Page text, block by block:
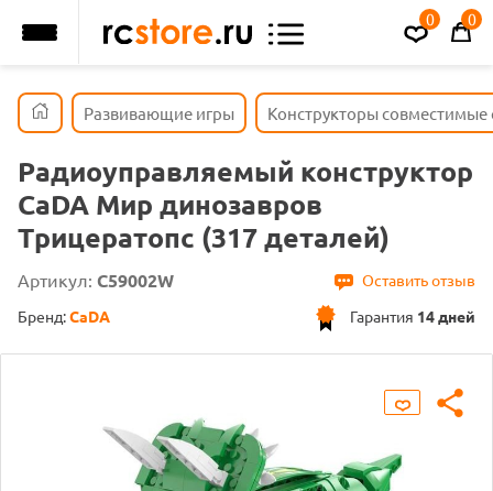
0 0
Развивающие игры Конструкторы совместимые
Радиоуправляемый конструктор
CaDA Мир динозавров
Трицератопс (317 деталей)
Артикул: C59002W
Оставить отзыв
Гарантия 14 дней
Бренд:CaDA